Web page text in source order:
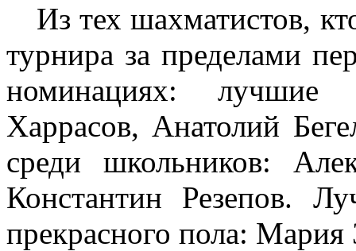
Из тех шахматистов,
турнира за пределами
номинациях: лучшие
Харрасов, Анатолий
среди школьников:
Константин Резепов.
прекрасного пола: Мария